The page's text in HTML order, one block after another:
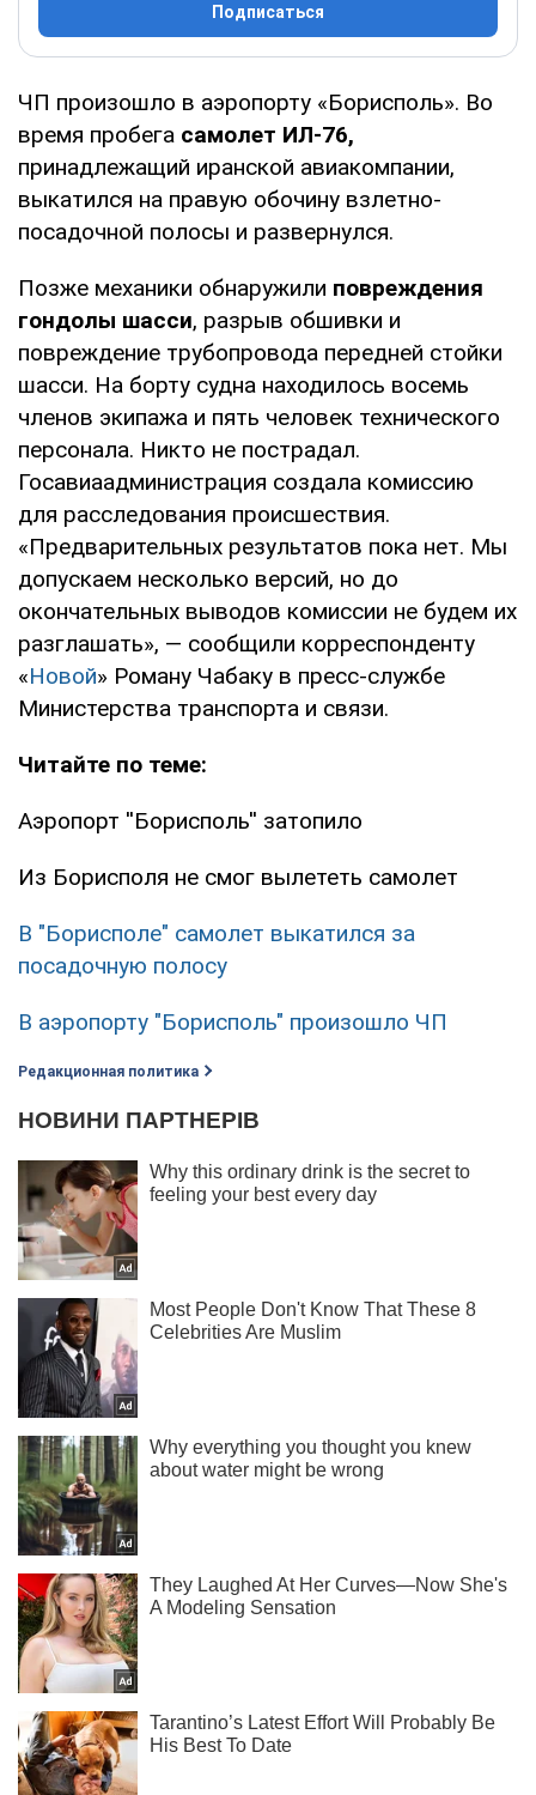
Подписаться
ЧП произошло в аэропорту «Борисполь». Во
время пробега самолет ИЛ-76,
принадлежащий иранской авиакомпании,
выкатился на правую обочину взлетно-
посадочной полосы и развернулся.
Позже механики обнаружили повреждения
гондолы шасси, разрыв обшивки и
повреждение трубопровода передней стойки
шасси. На борту судна находилось восемь
членов экипажа и пять человек технического
персонала. Никто не пострадал.
Госавиаадминистрация создала комиссию
для расследования происшествия.
«Предварительных результатов пока нет. Мы
допускаем несколько версий, но до
окончательных выводов комиссии не будем их
разглашать», — сообщили корреспонденту
«Новой» Роману Чабаку в пресс-службе
Министерства транспорта и связи.
Читайте по теме:
Аэропорт ''Борисполь'' затопило
Из Борисполя не смог вылететь самолет
В "Борисполе" самолет выкатился за
посадочную полосу
В аэропорту "Борисполь" произошло ЧП
Редакционная политика